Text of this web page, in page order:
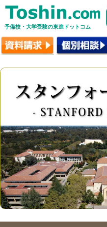
予備校・大学受験の東進ドットコム